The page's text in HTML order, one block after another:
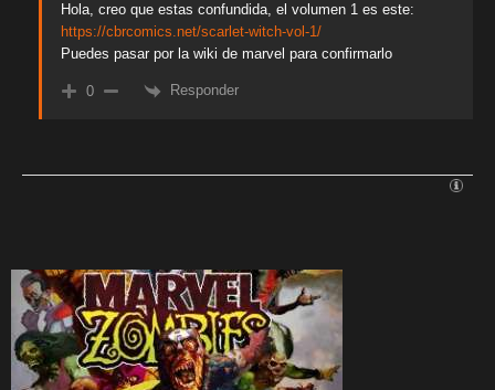
Hola, creo que estas confundida, el volumen 1 es este:
https://cbrcomics.net/scarlet-witch-vol-1/
Puedes pasar por la wiki de marvel para confirmarlo
0 Responder